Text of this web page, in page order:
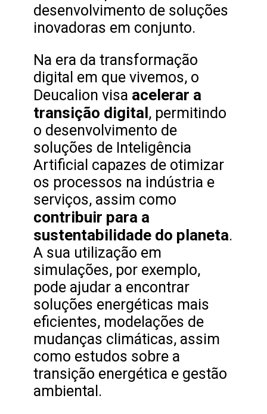
desenvolvimento de soluções
inovadoras em conjunto.
Na era da transformação
digital em que vivemos, o
Deucalion visa acelerar a
transição digital, permitindo
o desenvolvimento de
soluções de Inteligência
Artificial capazes de otimizar
os processos na indústria e
serviços, assim como
contribuir para a
sustentabilidade do planeta.
A sua utilização em
simulações, por exemplo,
pode ajudar a encontrar
soluções energéticas mais
eficientes, modelações de
mudanças climáticas, assim
como estudos sobre a
transição energética e gestão
ambiental.